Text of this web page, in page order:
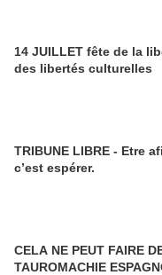
14 JUILLET fête de la
des libertés culturelles
TRIBUNE LIBRE - Etre
c’est espérer.
CELA NE PEUT FAIRE
TAUROMACHIE